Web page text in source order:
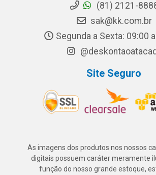
(81) 2121-
sak@kk.com.br
Segunda a Sexta: 09:00
Site Seguro
As imagens dos produtos nos nossos
digitais possuem caráter meramente
função do nosso grande estoque,